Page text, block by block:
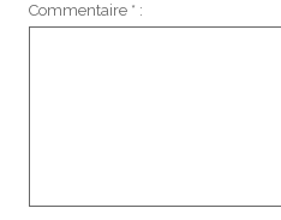
Commentaire * :